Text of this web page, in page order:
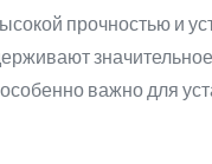
прочностью и
важно для